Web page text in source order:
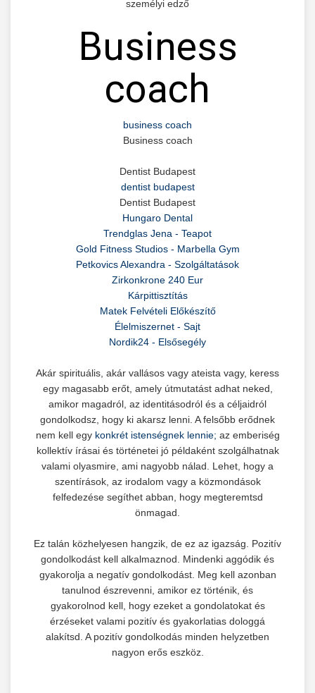
személyi edző
Business
coach
business coach
Business coach
Dentist Budapest
dentist budapest
Dentist Budapest
Hungaro Dental
Trendglas Jena - Teapot
Gold Fitness Studios - Marbella Gym
Petkovics Alexandra - Szolgáltatások
Zirkonkrone 240 Eur
Kárpittisztítás
Matek Felvételi Előkészítő
Élelmiszernet - Sajt
Nordik24 - Elsősegély
Akár spirituális, akár vallásos vagy ateista vagy, keress
egy magasabb erőt, amely útmutatást adhat neked,
amikor magadról, az identitásodról és a céljaidról
gondolkodsz, hogy ki akarsz lenni. A felsőbb erődnek
nem kell egy konkrét istenségnek lennie; az emberiség
kollektív írásai és történetei jó példaként szolgálhatnak
valami olyasmire, ami nagyobb nálad. Lehet, hogy a
szentírások, az irodalom vagy a közmondások
felfedezése segíthet abban, hogy megteremtsd
önmagad.
Ez talán közhelyesen hangzik, de ez az igazság. Pozitív
gondolkodást kell alkalmaznod. Mindenki aggódik és
gyakorolja a negatív gondolkodást. Meg kell azonban
tanulnod észrevenni, amikor ez történik, és
gyakorolnod kell, hogy ezeket a gondolatokat és
érzéseket valami pozitív és gyakorlatias dologgá
alakítsd. A pozitív gondolkodás minden helyzetben
nagyon erős eszköz.